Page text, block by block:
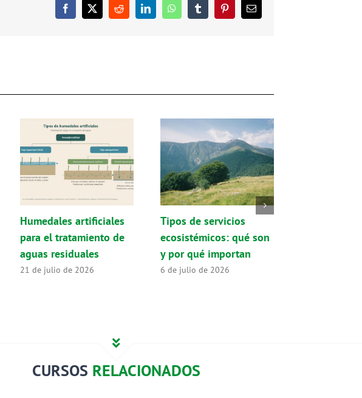
Facebook
X RedditLinkedInWhatsAppTumblrPinterestCorreo
electrónico
Humedales artificiales
para el tratamiento de
aguas residuales
21 de julio de 2026
Tipos de servicios
ecosistémicos: qué son
y por qué importan
6 de julio de 2026
CURSOS RELACIONADOS